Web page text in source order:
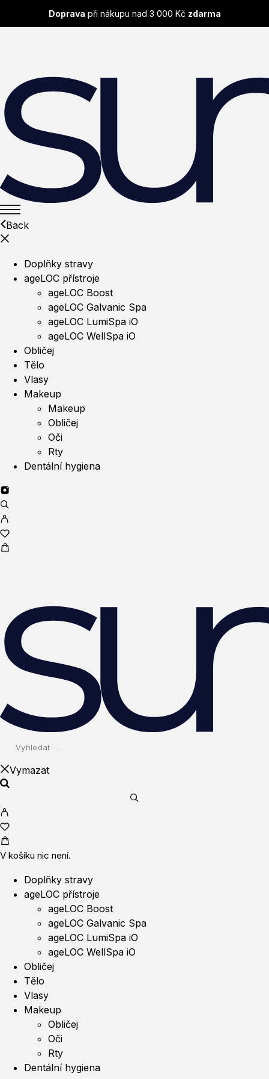
Doprava při nákupu nad 3 000 Kč zdarma
Back
Doplňky stravy
ageLOC přístroje
ageLOC Boost
ageLOC Galvanic Spa
ageLOC LumiSpa iO
ageLOC WellSpa iO
Obličej
Tělo
Vlasy
Makeup
Makeup
Obličej
Oči
Rty
Dentální hygiena
Vymazat
V košíku nic není.
Doplňky stravy
ageLOC přístroje
ageLOC Boost
ageLOC Galvanic Spa
ageLOC LumiSpa iO
ageLOC WellSpa iO
Obličej
Tělo
Vlasy
Makeup
Obličej
Oči
Rty
Dentální hygiena